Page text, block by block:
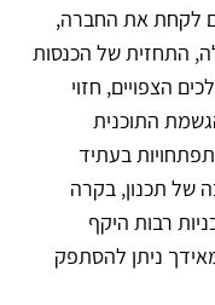
לקחת את החברה,
התחזית של הכנסות
הצפויים, חזוי
התוכנית
בעתיד
של תכנון, בקרה
רבות היקף
ניתן להסתפק